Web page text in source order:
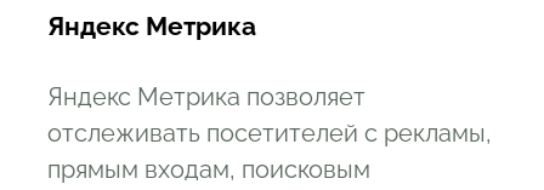
Яндекс Метрика
Яндекс Метрика позволяет
отслеживать посетителей с рекламы,
прямым входам, поисковым